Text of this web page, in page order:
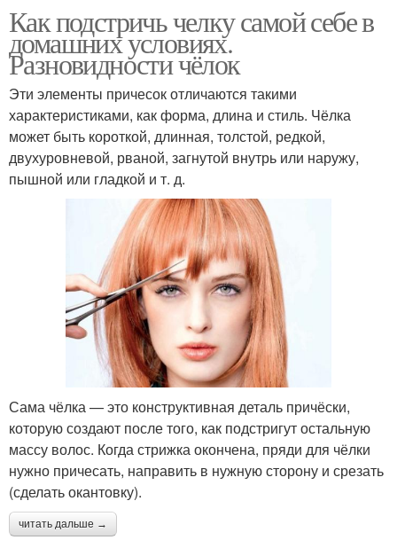
Как подстричь челку самой себе в
домашних условиях.
Разновидности чёлок
Эти элементы причесок отличаются такими
характеристиками, как форма, длина и стиль. Чёлка
может быть короткой, длинная, толстой, редкой,
двухуровневой, рваной, загнутой внутрь или наружу,
пышной или гладкой и т. д.
Сама чёлка — это конструктивная деталь причёски,
которую создают после того, как подстригут остальную
массу волос. Когда стрижка окончена, пряди для чёлки
нужно причесать, направить в нужную сторону и срезать
(сделать окантовку).
читать дальше →